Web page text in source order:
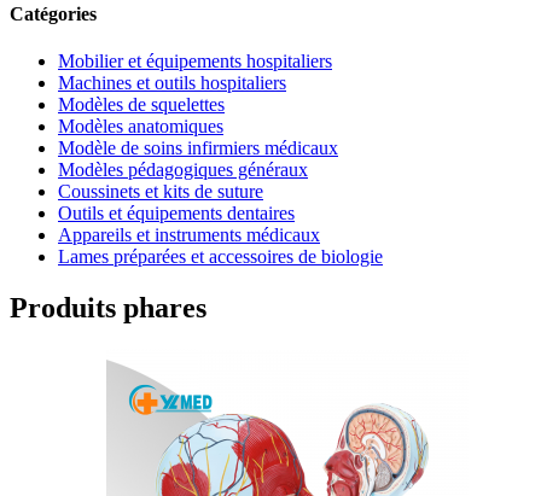
Catégories
Mobilier et équipements hospitaliers
Machines et outils hospitaliers
Modèles de squelettes
Modèles anatomiques
Modèle de soins infirmiers médicaux
Modèles pédagogiques généraux
Coussinets et kits de suture
Outils et équipements dentaires
Appareils et instruments médicaux
Lames préparées et accessoires de biologie
Produits phares